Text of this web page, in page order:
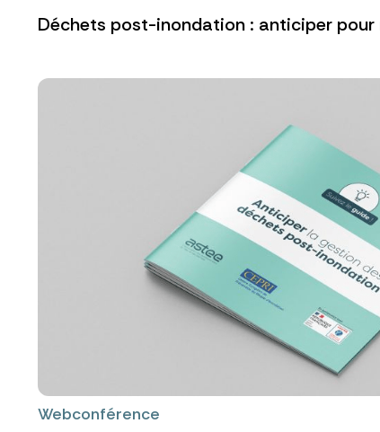
Déchets post-inondation : anticiper pour
Webconférence